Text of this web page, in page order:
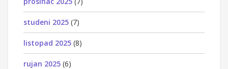
studeni 2025 (7)
listopad 2025 (8)
rujan 2025 (6)